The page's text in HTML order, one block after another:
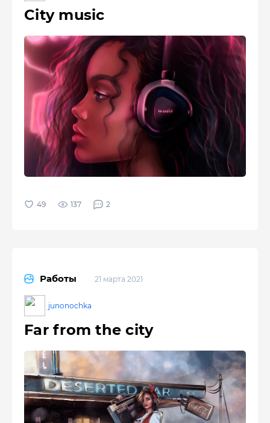
City music
137 2
Работы 21 марта 2021
junonochka
Far from the city